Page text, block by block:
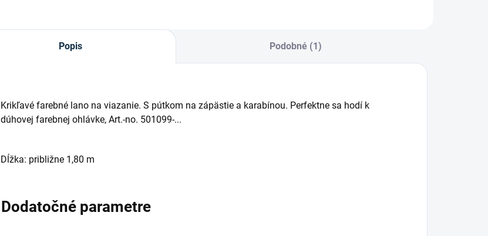
Popis Podobné (1)
Krikľavé farebné lano na viazanie. S pútkom na zápästie a karabínou. Perfektne sa hodí k
dúhovej farebnej ohlávke, Art.-no. 501099-...
Dĺžka: približne 1,80 m
Dodatočné parametre